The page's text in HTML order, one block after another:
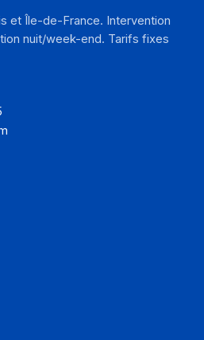
et Île-de-France. Intervention
nuit/week-end. Tarifs fixes